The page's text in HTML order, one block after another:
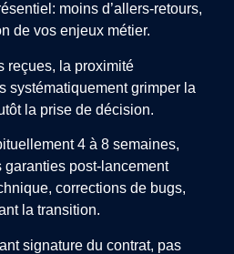
moins d’allers-retours,
de vos enjeux métier.
reçues, la proximité
systématiquement grimper la
la prise de décision.
4 à 8 semaines,
post-lancement
corrections de bugs,
la transition.
signature du contrat, pas